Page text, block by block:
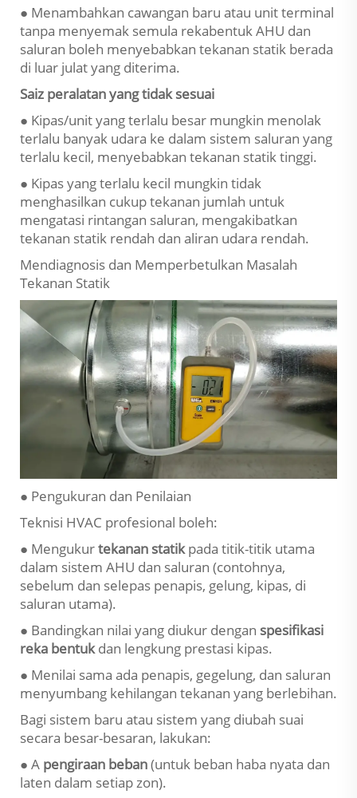
● Menambahkan cawangan baru atau unit terminal
tanpa menyemak semula rekabentuk AHU dan
saluran boleh menyebabkan tekanan statik berada
di luar julat yang diterima.
Saiz peralatan yang tidak sesuai
● Kipas/unit yang terlalu besar mungkin menolak
terlalu banyak udara ke dalam sistem saluran yang
terlalu kecil, menyebabkan tekanan statik tinggi.
● Kipas yang terlalu kecil mungkin tidak
menghasilkan cukup tekanan jumlah untuk
mengatasi rintangan saluran, mengakibatkan
tekanan statik rendah dan aliran udara rendah.
Mendiagnosis dan Memperbetulkan Masalah
Tekanan Statik
● Pengukuran dan Penilaian
Teknisi HVAC profesional boleh:
● Mengukurtekanan statikpada titik-titik utama
dalam sistem AHU dan saluran (contohnya,
sebelum dan selepas penapis, gelung, kipas, di
saluran utama).
● Bandingkan nilai yang diukur dengan spesifikasi
reka bentukdan lengkung prestasi kipas.
● Menilai sama ada penapis, gegelung, dan saluran
menyumbang kehilangan tekanan yang berlebihan.
Bagi sistem baru atau sistem yang diubah suai
secara besar-besaran, lakukan:
● A pengiraan beban(untuk beban haba nyata dan
laten dalam setiap zon).